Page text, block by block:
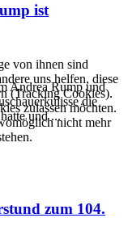
ist
Andrea Rump und
die
und ...
zum 104.
von ihnen sind
uns helfen, diese
(Tracking Cookies).
zulassen möchten.
nicht mehr